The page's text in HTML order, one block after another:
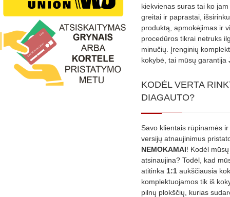
kiekvienas suras tai ko
greitai ir paprastai,
produktą, apmokėjimas ir
procedūros tikrai netruks
minučių. Įrenginių
kokybė, tai mūsų garantija
KODĖL VERTA
DIAGAUTO?
Savo klientais rūpinamės
versijų atnaujinimus
NEMOKAMAI! Kodėl
atsinaujina? Todėl, kad
atitinka 1:1 aukščiausia
komplektuojamos tik iš
pilnų plokščių, kurias